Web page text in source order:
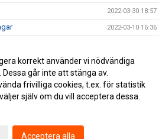
2022-03-30 18:57
2022-03-10 16:36
2022-01-25 22:02
2022-01-23 21:54
korrekt använder vi nödvändiga
går inte att stänga av.
frivilliga cookies, t.ex. för statistik
själv om du vill acceptera dessa.
Acceptera alla